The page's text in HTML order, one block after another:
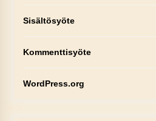
Sisältösyöte
Kommenttisyöte
WordPress.org